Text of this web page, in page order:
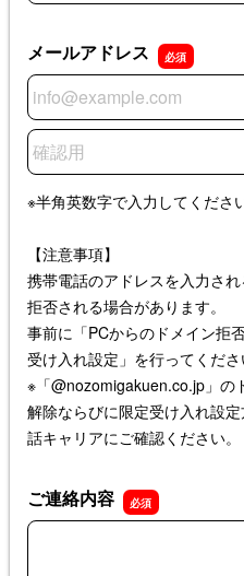
メールアドレス
メールアドレス
メールアドレスの確認用
※半角英数字で入力してください
【注意事項】
携帯電話のアドレスを入力さ
拒否される場合があります。
事前に「PCからのドメイン拒
受け入れ設定」を行ってくださ
※「@nozomigakuen.co.jp」の
解除ならびに限定受け入れ設
話キャリアにご確認ください。
ご連絡内容
ご連絡内容